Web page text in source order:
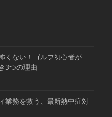
くない！ゴルフ初心者が
3つの理由
業務を救う、最新熱中症対